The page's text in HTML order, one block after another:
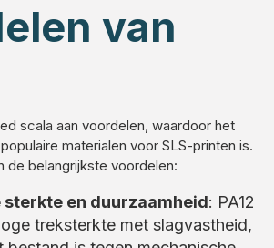
van
scala aan voordelen, waardoor het
materialen voor SLS-printen is.
de belangrijkste voordelen:
sterkte en duurzaamheid: PA12
treksterkte met slagvastheid,